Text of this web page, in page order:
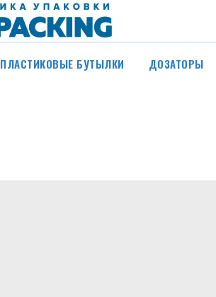
ПЛАСТИКОВЫЕ БУТЫЛКИ ДОЗАТОРЫ